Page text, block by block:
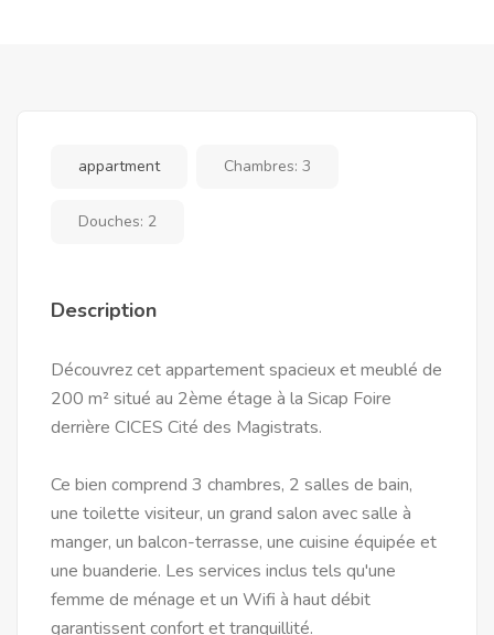
appartment Chambres: 3
Douches: 2
Description
Découvrez cet appartement spacieux et meublé de
200 m² situé au 2ème étage à la Sicap Foire
derrière CICES Cité des Magistrats.
Ce bien comprend 3 chambres, 2 salles de bain,
une toilette visiteur, un grand salon avec salle à
manger, un balcon-terrasse, une cuisine équipée et
une buanderie. Les services inclus tels qu'une
femme de ménage et un Wifi à haut débit
garantissent confort et tranquillité.